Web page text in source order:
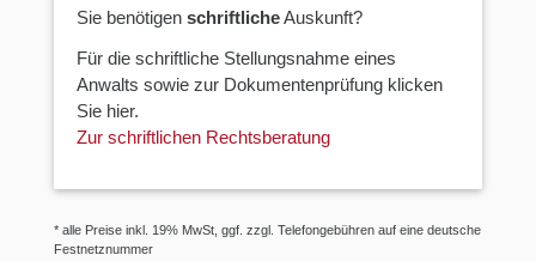
Sie benötigen schriftlicheAuskunft?
Für die schriftliche Stellungsnahme eines
Anwalts sowie zur Dokumentenprüfung klicken
Sie hier.
Zur schriftlichen Rechtsberatung
* alle Preise inkl. 19% MwSt, ggf. zzgl. Telefongebühren auf eine deutsche
Festnetznummer